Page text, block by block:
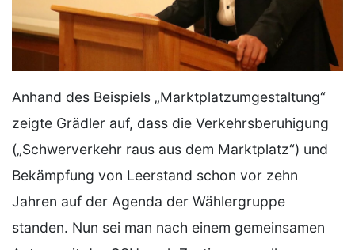
Anhand des Beispiels „Marktplatzumgestaltung“
zeigte Grädler auf, dass die Verkehrsberuhigung
(„Schwerverkehr raus aus dem Marktplatz“) und
Bekämpfung von Leerstand schon vor zehn
Jahren auf der Agenda der Wählergruppe
standen. Nun sei man nach einem gemeinsamen